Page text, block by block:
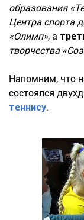
образования
Центра спорта
«Олимп», а
творчества
Напомним, что
состоялся
теннису.